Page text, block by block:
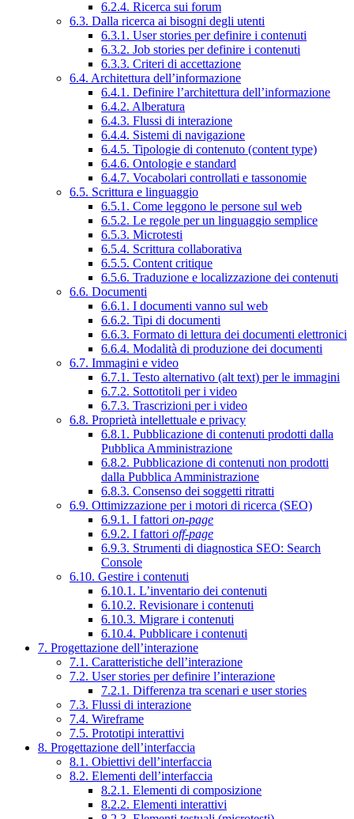
6.2.4. Ricerca sui forum
6.3. Dalla ricerca ai bisogni degli utenti
6.3.1. User stories per definire i contenuti
6.3.2. Job stories per definire i contenuti
6.3.3. Criteri di accettazione
6.4. Architettura dell’informazione
6.4.1. Definire l’architettura dell’informazione
6.4.2. Alberatura
6.4.3. Flussi di interazione
6.4.4. Sistemi di navigazione
6.4.5. Tipologie di contenuto (content type)
6.4.6. Ontologie e standard
6.4.7. Vocabolari controllati e tassonomie
6.5. Scrittura e linguaggio
6.5.1. Come leggono le persone sul web
6.5.2. Le regole per un linguaggio semplice
6.5.3. Microtesti
6.5.4. Scrittura collaborativa
6.5.5. Content critique
6.5.6. Traduzione e localizzazione dei contenuti
6.6. Documenti
6.6.1. I documenti vanno sul web
6.6.2. Tipi di documenti
6.6.3. Formato di lettura dei documenti elettronici
6.6.4. Modalità di produzione dei documenti
6.7. Immagini e video
6.7.1. Testo alternativo (alt text) per le immagini
6.7.2. Sottotitoli per i video
6.7.3. Trascrizioni per i video
6.8. Proprietà intellettuale e privacy
6.8.1. Pubblicazione di contenuti prodotti dalla
Pubblica Amministrazione
6.8.2. Pubblicazione di contenuti non prodotti
dalla Pubblica Amministrazione
6.8.3. Consenso dei soggetti ritratti
6.9. Ottimizzazione per i motori di ricerca (SEO)
6.9.1. I fattori on-page
6.9.2. I fattori off-page
6.9.3. Strumenti di diagnostica SEO: Search
Console
6.10. Gestire i contenuti
6.10.1. L’inventario dei contenuti
6.10.2. Revisionare i contenuti
6.10.3. Migrare i contenuti
6.10.4. Pubblicare i contenuti
7. Progettazione dell’interazione
7.1. Caratteristiche dell’interazione
7.2. User stories per definire l’interazione
7.2.1. Differenza tra scenari e user stories
7.3. Flussi di interazione
7.4. Wireframe
7.5. Prototipi interattivi
8. Progettazione dell’interfaccia
8.1. Obiettivi dell’interfaccia
8.2. Elementi dell’interfaccia
8.2.1. Elementi di composizione
8.2.2. Elementi interattivi